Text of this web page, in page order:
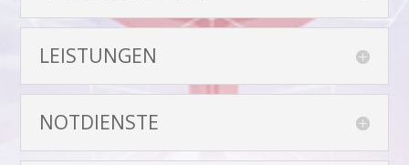
LEISTUNGEN
NOTDIENSTE